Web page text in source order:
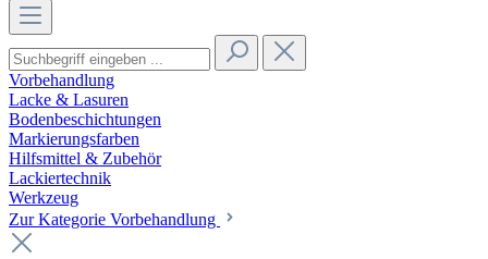
Vorbehandlung
Lacke & Lasuren
Bodenbeschichtungen
Markierungsfarben
Hilfsmittel & Zubehör
Lackiertechnik
Werkzeug
Zur Kategorie Vorbehandlung